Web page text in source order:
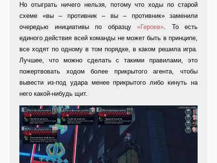
Но отыграть ничего нельзя, потому что ходы по старой
схеме «вы – противник – вы – противник» заменили
очередью инициативы по образцу «Героев». То есть
единого действия всей команды не может быть в принципе,
все ходят по одному в том порядке, в каком решила игра.
Лучшее, что можно сделать с такими правилами, это
пожертвовать ходом более прикрытого агента, чтобы
вывести из-под удара менее прикрытого либо кинуть на
него какой-нибудь щит.